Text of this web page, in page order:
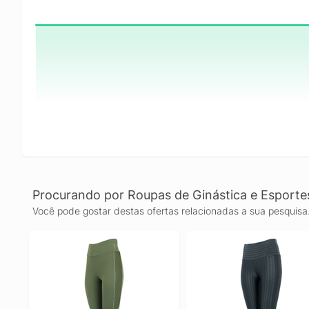
Procurando por Roupas de Ginástica e
Você pode gostar destas ofertas relacionadas a sua